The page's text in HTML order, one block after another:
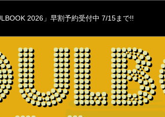
2026」早割予約受付中 7/15まで!!